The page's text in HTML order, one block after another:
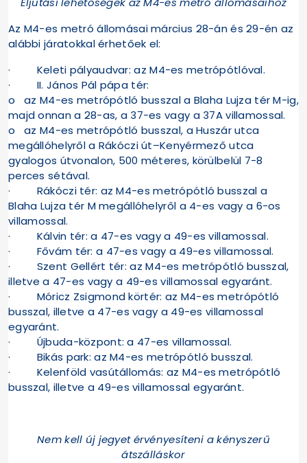
Az M4-es metró állomásai március 28-án és 29-én az
alábbi járatokkal érhetőek el:
· Keleti pályaudvar: az M4-es metrópótlóval.
· II. János Pál pápa tér:
o az M4-es metrópótló busszal a Blaha Lujza tér M-ig,
majd onnan a 28-as, a 37-es vagy a 37A villamossal.
o az M4-es metrópótló busszal, a Huszár utca
megállóhelyről a Rákóczi út–Kenyérmező utca
gyalogos útvonalon, 500 méteres, körülbelül 7-8
perces sétával.
· Rákóczi tér: az M4-es metrópótló busszal a
Blaha Lujza tér M megállóhelyről a 4-es vagy a 6-os
villamossal.
· Kálvin tér: a 47-es vagy a 49-es villamossal.
· Fővám tér: a 47-es vagy a 49-es villamossal.
· Szent Gellért tér: az M4-es metrópótló busszal,
illetve a 47-es vagy a 49-es villamossal egyaránt.
· Móricz Zsigmond körtér: az M4-es metrópótló
busszal, illetve a 47-es vagy a 49-es villamossal
egyaránt.
· Újbuda-központ: a 47-es villamossal.
· Bikás park: az M4-es metrópótló busszal.
· Kelenföld vasútállomás: az M4-es metrópótló
busszal, illetve a 49-es villamossal egyaránt.
Nem kell új jegyet érvényesíteni a kényszerű
átszálláskor